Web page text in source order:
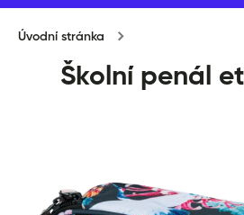
Úvodní stránka
Školní penál